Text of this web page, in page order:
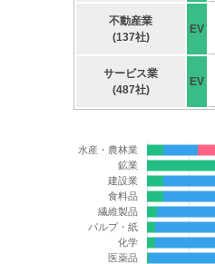
不動産業
(137社)
EV
サービス業
(487社)
EV